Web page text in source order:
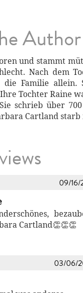
Author
und stammt
Nach dem
Familie allein.
Tochter Raine
schrieb über
Cartland starb
09/16/
Cartland👏👏👏
03/06/